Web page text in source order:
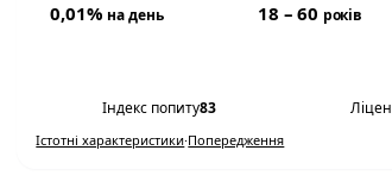
0,01% на день 18 – 60 років
Індекс попиту83
Істотні характеристики·Попередження